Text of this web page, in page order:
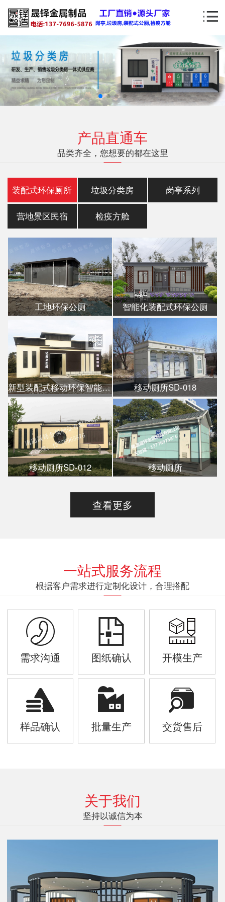
产品直通车
品类齐全，您想要的都在这里
装配式环保厕所 垃圾分类房 岗亭系列
营地景区民宿 检疫方舱
工地环保公厕 智能化装配式环保公厕
新型装配式移动环保智能公厕 移动厕所SD-018
移动厕所SD-012 移动厕所
查看更多
一站式服务流程
根据客户需求进行定制化设计，合理搭配
需求沟通 图纸确认 开模生产
样品确认 批量生产 交货售后
关于我们
坚持以诚信为本